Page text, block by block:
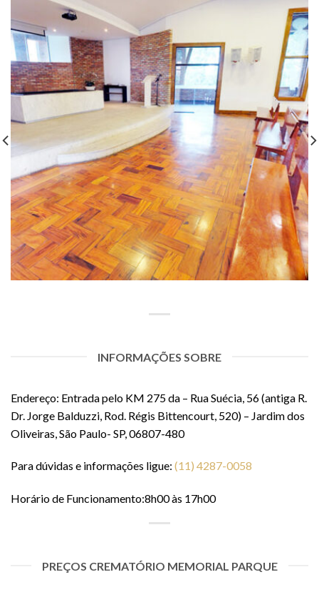
INFORMAÇÕES SOBRE
Endereço: Entrada pelo KM 275 da – Rua Suécia, 56 (antiga R.
Dr. Jorge Balduzzi, Rod. Régis Bittencourt, 520) – Jardim dos
Oliveiras, São Paulo- SP, 06807-480
Para dúvidas e informações ligue: (11) 4287-0058
Horário de Funcionamento:8h00 às 17h00
PREÇOS CREMATÓRIO MEMORIAL PARQUE